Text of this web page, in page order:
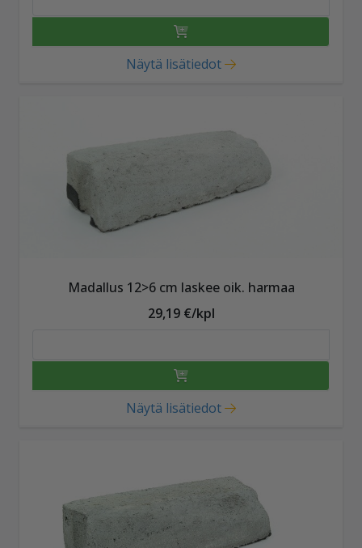
Näytä lisätiedot
Madallus 12>6 cm laskee oik. harmaa
29,19 €/kpl
Näytä lisätiedot